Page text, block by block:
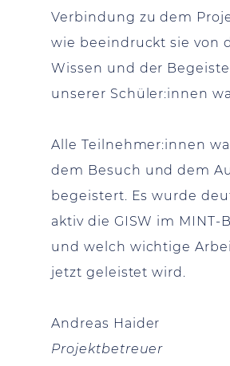
Verbindung zu dem
wie beeindruckt sie von
Wissen und der
unserer Schüler:innen
Alle Teilnehmer:innen
dem Besuch und dem
begeistert. Es wurde
aktiv die GISW im MINT-
und welch wichtige
jetzt geleistet wird.
Andreas Haider
Projektbetreuer